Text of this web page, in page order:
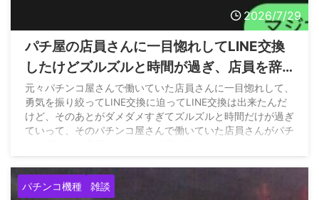
2026/7/29
パチ屋の店員さんに一目惚れしてLINE交換
したけどズルズルと時間が過ぎ、店員を辞
めると聞いたので久々に連絡取ってみた結
果www
元々パチンコ屋さんで働いていた店員さんに一目惚れして、
勇気を振り絞ってLINE交換に迫ってLINE交換は出来たんだ
けど、そのあとがダメダメすぎてズルズルと時間だけが過ぎ
ていって、そのパチンコ屋さんで働いていた店員さんがパチ
(@kiichi__55) July 28, 2026
パチンコ機種 雑談